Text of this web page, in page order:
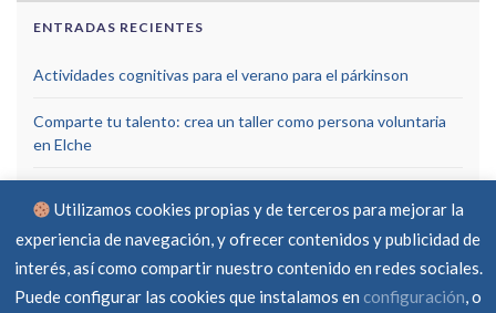
ENTRADAS RECIENTES
Actividades cognitivas para el verano para el párkinson
Comparte tu talento: crea un taller como persona voluntaria
en Elche
Utilizamos cookies propias y de terceros para mejorar la
experiencia de navegación, y ofrecer contenidos y publicidad de
interés, así como compartir nuestro contenido en redes sociales.
Puede configurar las cookies que instalamos en configuración, o